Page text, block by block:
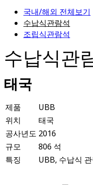
국내/해외 전체보기
수납식관람석
조립식관람석
수납식관
태국
제품
UBB
위치
태국
공사년도 2016
규모
806 석
특징
UBB, 수납식